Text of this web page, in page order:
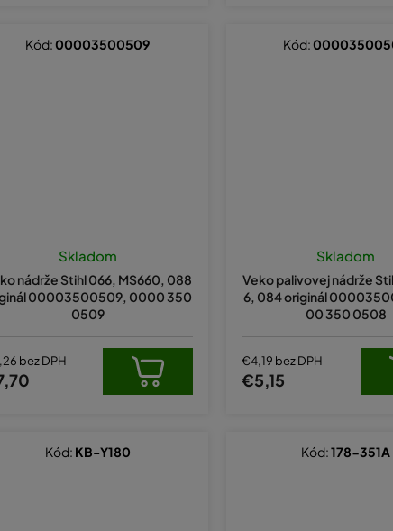
nádrže Stihl 066, MS660, 088
00003500509, 0000 350
0509
Skladom
bez DPH
Kód:00003500509
Veko palivovej nádrže
6, 084 originál
00 350 0508
Skladom
€4,19 bez DPH
€5,15
Kód:
Kód: KB-Y180 Kód:178-351A